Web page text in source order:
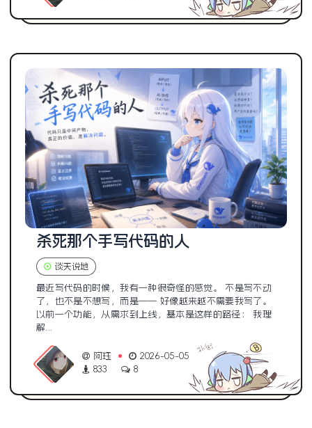
杀死那个手写代码的人
谈天说地
最近写代码的时候，我有一种很奇怪的感觉。 不是写不动
了，也不是不想写，而是—— 好像越来越不需要我写了。
以前一个功能，从需求到上线，基本是这样的路径： 我理
解...
阿珏
2026-05-05
833
8